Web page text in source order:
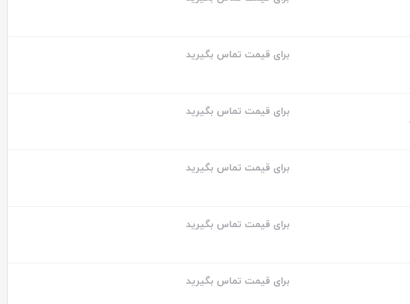
برای قیمت تماس بگیرید
برای قیمت تماس بگیرید
برای قیمت تماس بگیرید
برای قیمت تماس بگیرید
برای قیمت تماس بگیرید